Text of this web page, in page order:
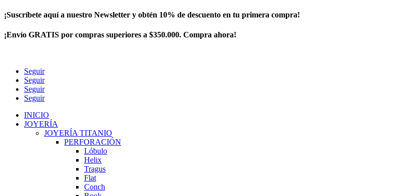
¡Suscríbete aquí a nuestro Newsletter y obtén 10% de descuento en tu primera compra!
¡Envío GRATIS por compras superiores a $350.000. Compra ahora!
Seguir
Seguir
Seguir
Seguir
INICIO
JOYERÍA
JOYERÍA TITANIO
PERFORACIÓN
Lóbulo
Helix
Tragus
Flat
Conch